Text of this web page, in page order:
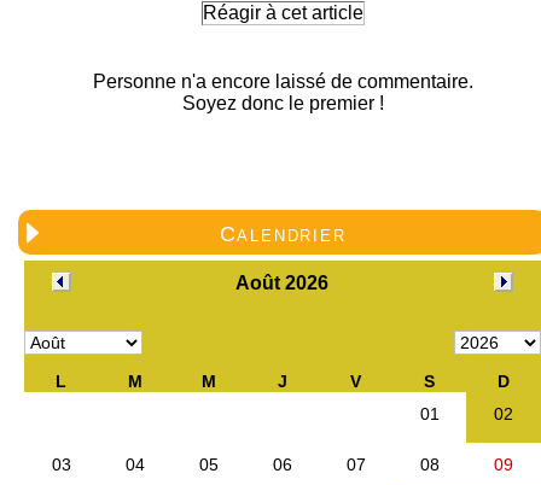
Réagir à cet article
Personne n'a encore laissé de commentaire.
Soyez donc le premier !
Calendrier